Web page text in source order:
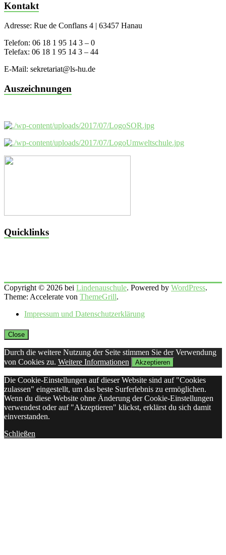
Kontakt
Adresse: Rue de Conflans 4 | 63457 Hanau
Telefon: 06 18 1 95 14 3 – 0
Telefax: 06 18 1 95 14 3 – 44
E-Mail: sekretariat@ls-hu.de
Auszeichnungen
Quicklinks
Copyright © 2026 bei Lindenauschule. Powered by WordPress.
Theme: Accelerate von ThemeGrill.
Impressum und Datenschutzerklärung
Close
Durch die weitere Nutzung der Seite stimmen Sie der Verwendung
von Cookies zu. Weitere Informationen Akzeptieren
Die Cookie-Einstellungen auf dieser Website sind auf "Cookies
zulassen" eingestellt, um das beste Surferlebnis zu ermöglichen.
Wenn du diese Website ohne Änderung der Cookie-Einstellungen
verwendest oder auf "Akzeptieren" klickst, erklärst du sich damit
einverstanden.
Schließen